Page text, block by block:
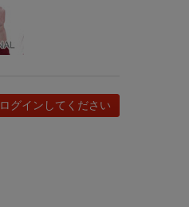
ログインしてください